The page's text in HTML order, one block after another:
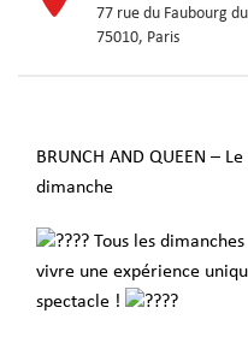
77 rue du Faubourg
75010, Paris
BRUNCH AND QUEEN –
dimanche
Tous les
vivre une expérience
spectacle !